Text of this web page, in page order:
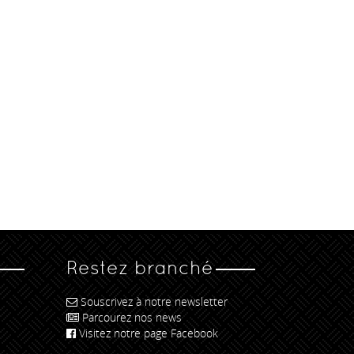
Restez branché
Souscrivez à notre newsletter
Parcourez nos news
Visitez notre page Facebook